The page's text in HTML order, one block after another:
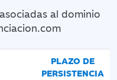
al dominio
PLAZO DE
PERSISTENCIA